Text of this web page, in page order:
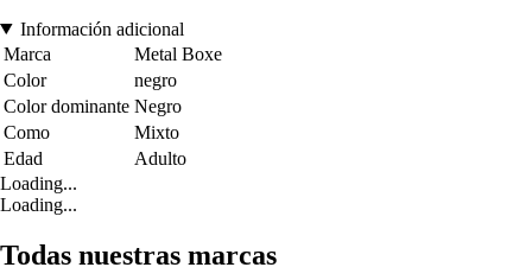
Información adicional
Marca
Metal Boxe
Color
negro
Color dominante Negro
Como
Mixto
Edad
Adulto
Loading...
Loading...
Todas nuestras marcas